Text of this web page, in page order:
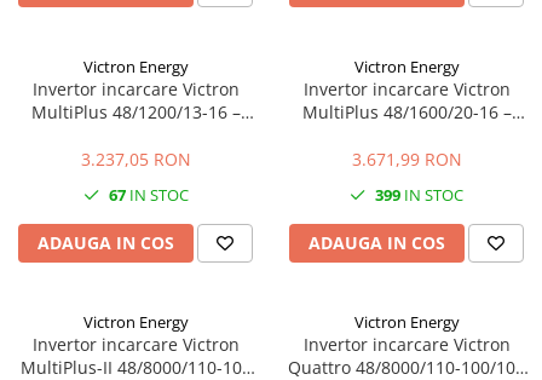
Victron Energy
Invertor incarcare Victron
MultiPlus 48/1200/13-16 –
baterii
3.237,05 RON
67IN STOC
ADAUGA IN COS
Victron Energy
Invertor incarcare Victron
MultiPlus 48/1600/20-16 –
baterii
3.671,99 RON
399 IN STOC
ADAUGA IN COS
Victron Energy
Invertor incarcare Victron
MultiPlus-II 48/8000/110-100
Victron Energy
Invertor incarcare Victron
Quattro 48/8000/110-100/100